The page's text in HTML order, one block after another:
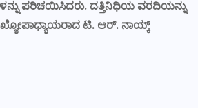
ಪರಿಚಯಿಸಿದರು. ದತ್ತಿನಿಧಿಯ ವರದಿಯನ್ನು
ಟಿ. ಆರ್. ನಾಯ್ಕ್